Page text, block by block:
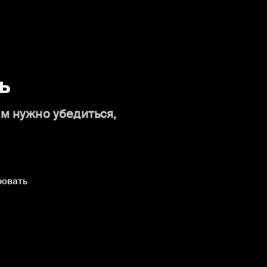
нужно убедиться,